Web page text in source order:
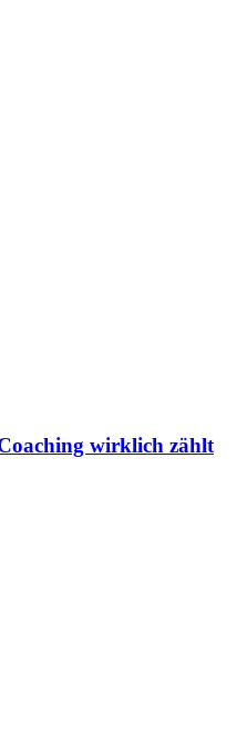
wirklich zählt